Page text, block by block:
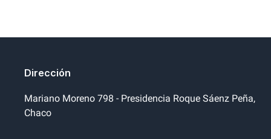
Dirección
Mariano Moreno 798 - Presidencia Roque Sáenz Peña,
Chaco